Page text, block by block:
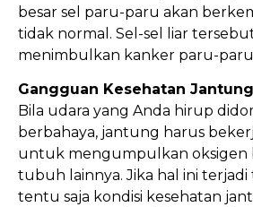
besar sel paru-paru akan
tidak normal. Sel-sel liar
menimbulkan kanker paru-
Gangguan Kesehatan Jantung
Bila udara yang Anda hirup
berbahaya, jantung harus
untuk mengumpulkan oksigen
tubuh lainnya. Jika hal ini
tentu saja kondisi kesehatan